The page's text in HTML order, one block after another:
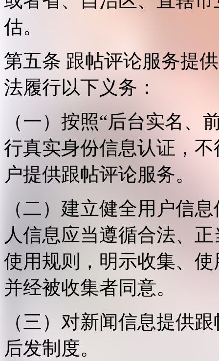
估。
第五条 跟帖评论服务提
法履行以下义务：
（一）按照“后台实名、
行真实身份信息认证，
户提供跟帖评论服务。
（二）建立健全用户信
人信息应当遵循合法、
使用规则，明示收集、
并经被收集者同意。
（三）对新闻信息提供
后发制度。